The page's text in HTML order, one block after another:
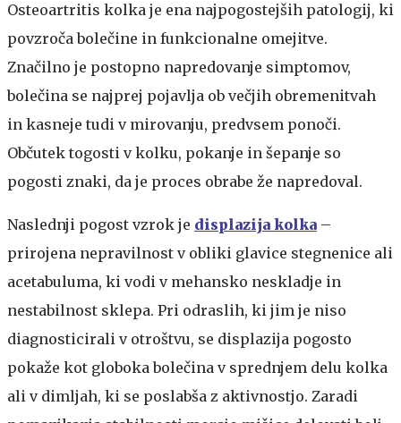
Osteoartritis kolka je ena najpogostejših patologij, ki
povzroča bolečine in funkcionalne omejitve.
Značilno je postopno napredovanje simptomov,
bolečina se najprej pojavlja ob večjih obremenitvah
in kasneje tudi v mirovanju, predvsem ponoči.
Občutek togosti v kolku, pokanje in šepanje so
pogosti znaki, da je proces obrabe že napredoval.
Naslednji pogost vzrok je displazija kolka –
prirojena nepravilnost v obliki glavice stegnenice ali
acetabuluma, ki vodi v mehansko neskladje in
nestabilnost sklepa. Pri odraslih, ki jim je niso
diagnosticirali v otroštvu, se displazija pogosto
pokaže kot globoka bolečina v sprednjem delu kolka
ali v dimljah, ki se poslabša z aktivnostjo. Zaradi